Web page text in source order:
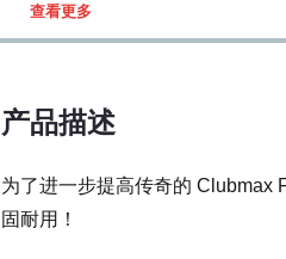
查看更多
产品描述
为了进一步提高传奇的 Clubmax
固耐用！